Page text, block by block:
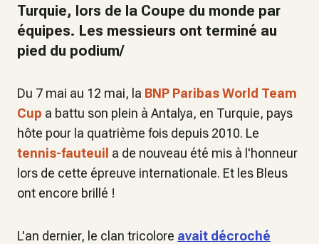
Turquie, lors de la Coupe du monde par
équipes. Les messieurs ont terminé au
pied du podium/
Du 7 mai au 12 mai, la BNP Paribas World Team
Cup a battu son plein à Antalya, en Turquie, pays
hôte pour la quatrième fois depuis 2010. Le
tennis-fauteuil a de nouveau été mis à l'honneur
lors de cette épreuve internationale. Et les Bleus
ont encore brillé !
L'an dernier, le clan tricolore avait décroché